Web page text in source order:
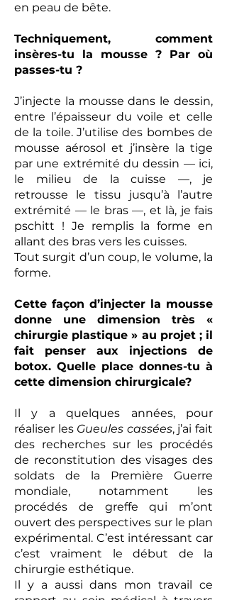
en peau de bête.
Techniquement, comment
insères-tu la mousse ? Par où
passes-tu ?
J’injecte la mousse dans le dessin,
entre l’épaisseur du voile et celle
de la toile. J’utilise des bombes de
mousse aérosol et j’insère la tige
par une extrémité du dessin — ici,
le milieu de la cuisse —, je
retrousse le tissu jusqu’à l’autre
extrémité — le bras —, et là, je fais
pschitt ! Je remplis la forme en
allant des bras vers les cuisses.
Tout surgit d’un coup, le volume, la
forme.
Cette façon d’injecter la mousse
donne une dimension très «
chirurgie plastique » au projet ; il
fait penser aux injections de
botox. Quelle place donnes-tu à
cette dimension chirurgicale?
Il y a quelques années, pour
réaliser les Gueules cassées, j’ai fait
des recherches sur les procédés
de reconstitution des visages des
soldats de la Première Guerre
mondiale, notamment les
procédés de greffe qui m’ont
ouvert des perspectives sur le plan
expérimental. C’est intéressant car
c’est vraiment le début de la
chirurgie esthétique.
Il y a aussi dans mon travail ce